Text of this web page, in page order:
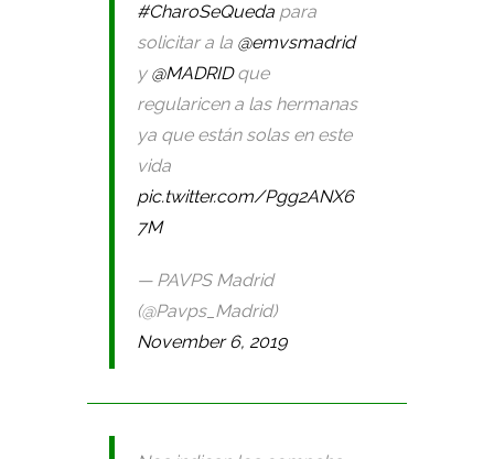
#CharoSeQueda para
solicitar a la @emvsmadrid
y @MADRIDque
regularicen a las hermanas
ya que están solas en este
vida
pic.twitter.com/Pgg2ANX6
7M
— PAVPS Madrid
(@Pavps_Madrid)
November 6, 2019